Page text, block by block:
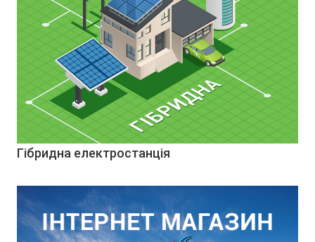
Гібридна електростанція